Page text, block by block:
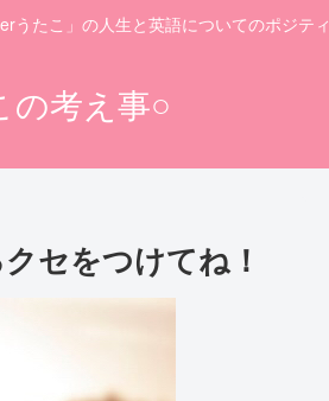
うたこ」の人生と英語についてのポジテ
の考え事○
セをつけてね！